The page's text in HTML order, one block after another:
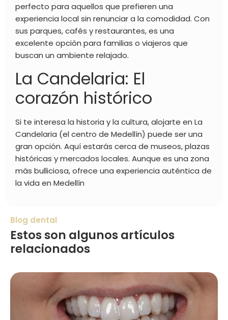
perfecto para aquellos que prefieren una
experiencia local sin renunciar a la comodidad. Con
sus parques, cafés y restaurantes, es una
excelente opción para familias o viajeros que
buscan un ambiente relajado.
La Candelaria: El
corazón histórico
Si te interesa la historia y la cultura, alojarte en La
Candelaria (el centro de Medellín) puede ser una
gran opción. Aquí estarás cerca de museos, plazas
históricas y mercados locales. Aunque es una zona
más bulliciosa, ofrece una experiencia auténtica de
la vida en Medellín
Blog dental
Estos son algunos artículos
relacionados